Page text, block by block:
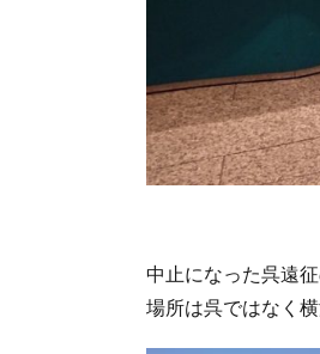
中止になった呉遠
場所は呉ではなく